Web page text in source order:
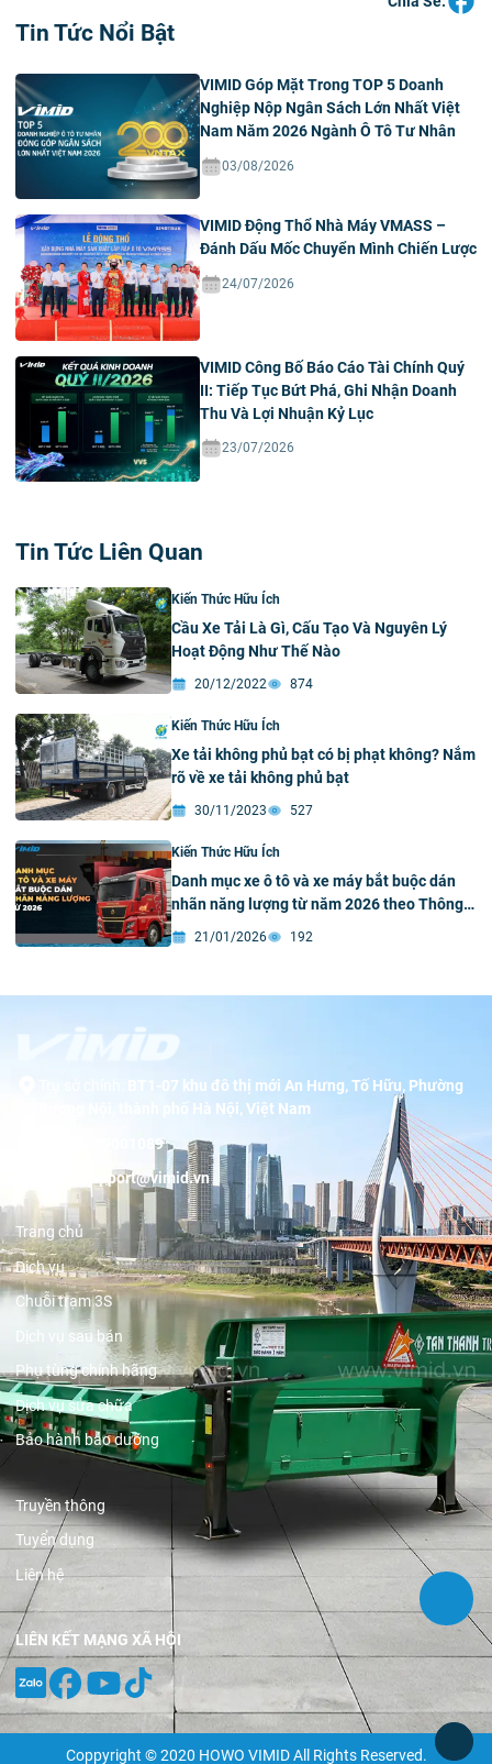
Tin Tức Nổi Bật
VIMID Góp Mặt Trong TOP 5 Doanh
Nghiệp Nộp Ngân Sách Lớn Nhất Việt
Nam Năm 2026 Ngành Ô Tô Tư Nhân
03/08/2026
VIMID Động Thổ Nhà Máy VMASS –
Đánh Dấu Mốc Chuyển Mình Chiến Lược
24/07/2026
VIMID Công Bố Báo Cáo Tài Chính Quý
II: Tiếp Tục Bứt Phá, Ghi Nhận Doanh
Thu Và Lợi Nhuận Kỷ Lục
23/07/2026
Tin Tức Liên Quan
Kiến Thức Hữu Ích
Cầu Xe Tải Là Gì, Cấu Tạo Và Nguyên Lý
Hoạt Động Như Thế Nào
20/12/2022 874
Kiến Thức Hữu Ích
Xe tải không phủ bạt có bị phạt không? Nắm
rõ về xe tải không phủ bạt
30/11/2023 527
Kiến Thức Hữu Ích
Danh mục xe ô tô và xe máy bắt buộc dán
nhãn năng lượng từ năm 2026 theo Thông
tư 69/2025/TT-BXD
21/01/2026 192
BT1-07 khu đô thị mới An Hưng, Tố Hữu, Phường
Dương Nội, thành phố Hà Nội, Việt Nam
19001089
support@vimid.vn
Trang chủ
Dịch vụ
Chuỗi trạm 3S
Dịch vụ sau bán
Phụ tùng chính hãng
Dịch vụ sửa chữa
Bảo hành bảo dưỡng
Truyền thông
Tuyển dụng
Liên hệ
LIÊN KẾT MẠNG XÃ HỘI
Coppyright © 2020 HOWO VIMID All Rights Reserved.